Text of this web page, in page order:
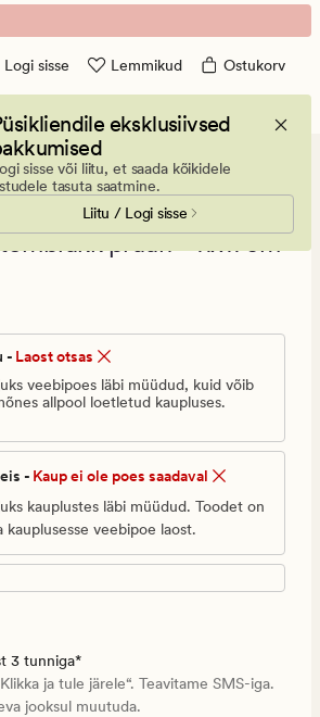
Logi sisse Lemmikud Ostukorv
eksklusiivsed
sisse või liitu, et saada kõikidele
tasuta saatmine.
Liitu / Logi sisse
arvustust
0
pruun - 11x11 cm
- Laost otsas
veebipoes läbi müüdud, kuid võib
allpool loetletud kaupluses.
- Kaup ei ole poes saadaval
kauplustes läbi müüdud. Toodet on
kauplusesse veebipoe laost.
3 tunniga*
ja tule järele“. Teavitame SMS-iga.
jooksul muutuda.